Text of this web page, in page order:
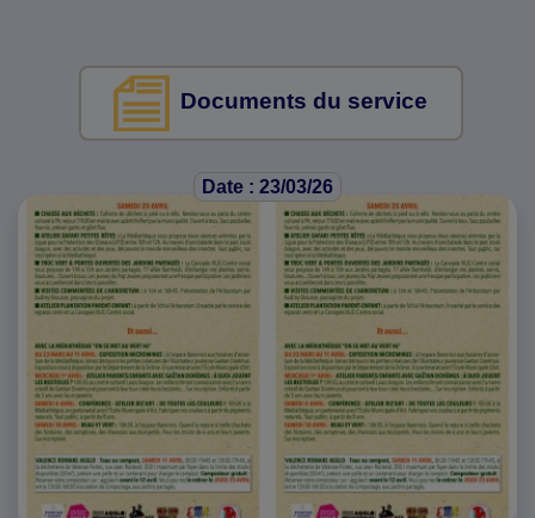
Documents du service
Date : 23/03/26